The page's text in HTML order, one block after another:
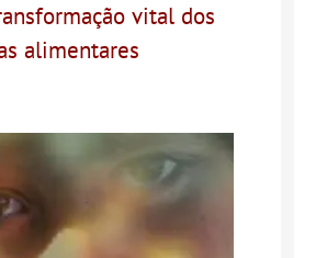
vital dos
alimentares